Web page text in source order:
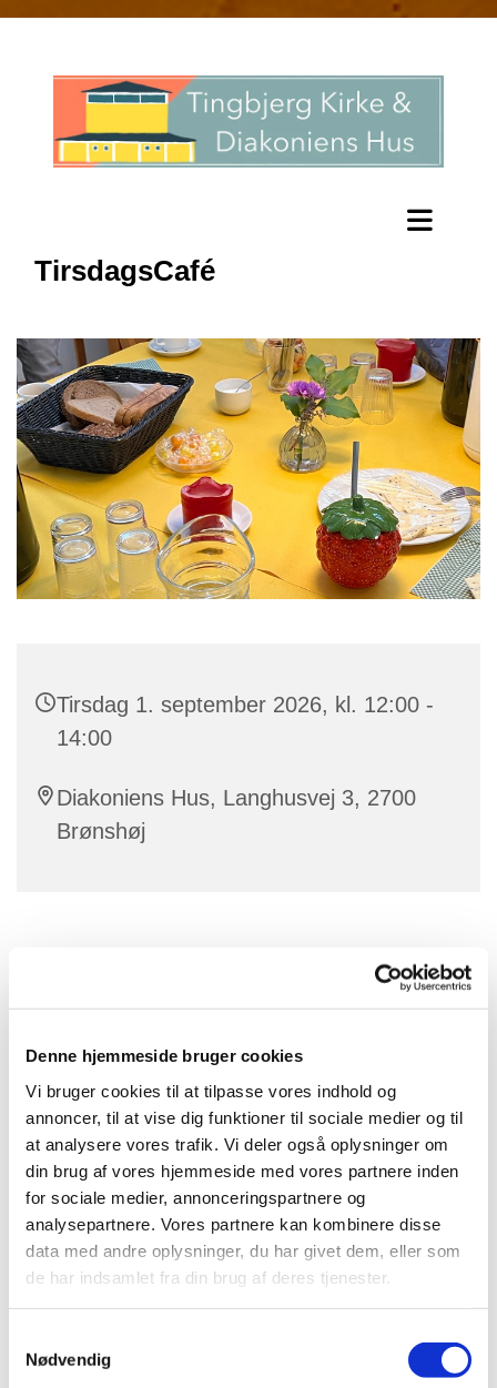
Denne hjemmeside bruger cookies
Vi bruger cookies til at tilpasse vores indhold og
annoncer, til at vise dig funktioner til sociale medier og til
at analysere vores trafik. Vi deler også oplysninger om
din brug af vores hjemmeside med vores partnere inden
for sociale medier, annonceringspartnere og
analysepartnere. Vores partnere kan kombinere disse
data med andre oplysninger, du har givet dem, eller som
de har indsamlet fra din brug af deres tjenester.
Nødvendig
TirsdagsCafé
Tirsdag 1. september 2026, kl. 12:00 -
14:00
Diakoniens Hus, Langhusvej 3, 2700
Brønshøj